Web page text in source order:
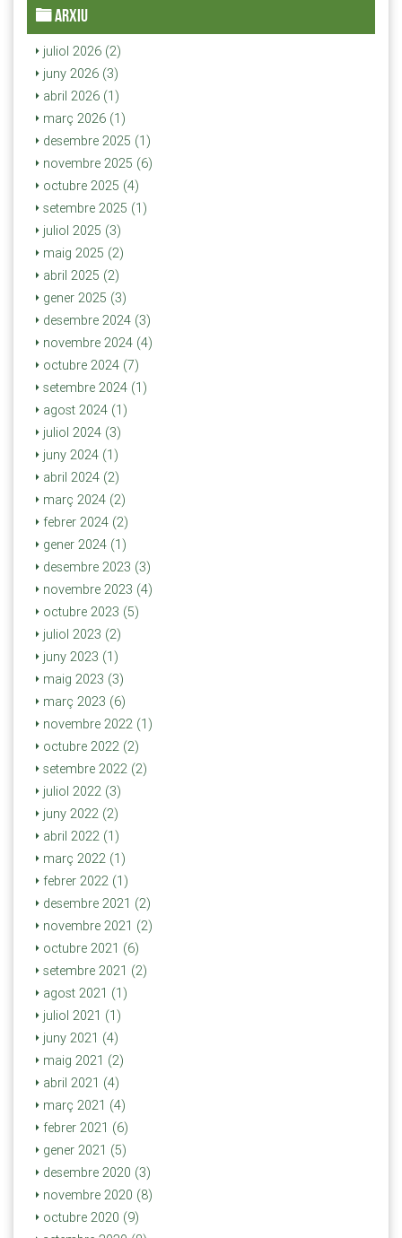
ARXIU
juliol 2026 (2)
juny 2026 (3)
abril 2026 (1)
març 2026 (1)
desembre 2025 (1)
novembre 2025 (6)
octubre 2025 (4)
setembre 2025 (1)
juliol 2025 (3)
maig 2025 (2)
abril 2025 (2)
gener 2025 (3)
desembre 2024 (3)
novembre 2024 (4)
octubre 2024 (7)
setembre 2024 (1)
agost 2024 (1)
juliol 2024 (3)
juny 2024 (1)
abril 2024 (2)
març 2024 (2)
febrer 2024 (2)
gener 2024 (1)
desembre 2023 (3)
novembre 2023 (4)
octubre 2023 (5)
juliol 2023 (2)
juny 2023 (1)
maig 2023 (3)
març 2023 (6)
novembre 2022 (1)
octubre 2022 (2)
setembre 2022 (2)
juliol 2022 (3)
juny 2022 (2)
abril 2022 (1)
març 2022 (1)
febrer 2022 (1)
desembre 2021 (2)
novembre 2021 (2)
octubre 2021 (6)
setembre 2021 (2)
agost 2021 (1)
juliol 2021 (1)
juny 2021 (4)
maig 2021 (2)
abril 2021 (4)
març 2021 (4)
febrer 2021 (6)
gener 2021 (5)
desembre 2020 (3)
novembre 2020 (8)
octubre 2020 (9)